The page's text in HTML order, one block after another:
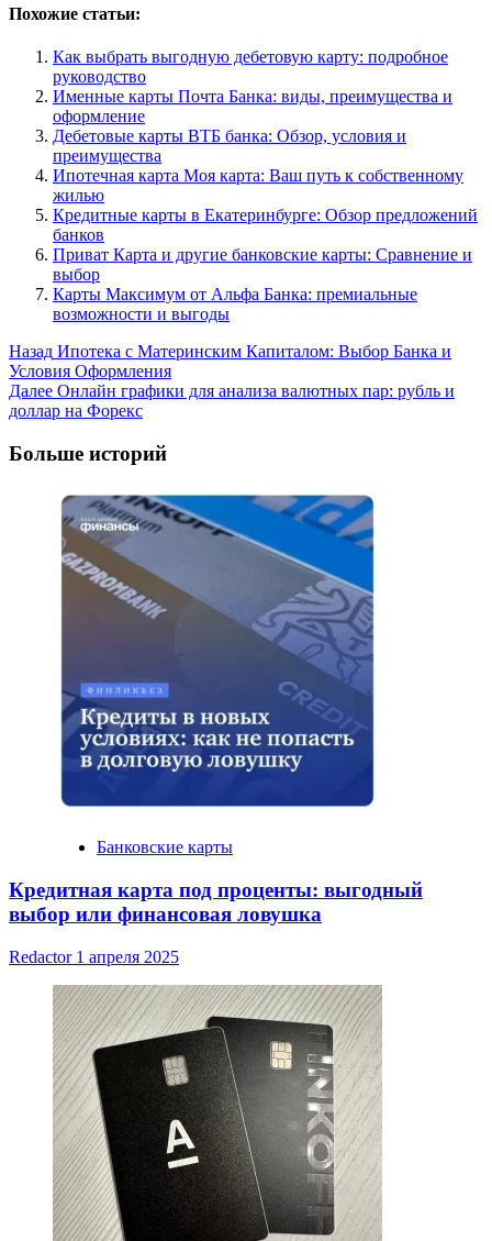
Похожие статьи:
Как выбрать выгодную дебетовую карту: подробное
руководство
Именные карты Почта Банка: виды, преимущества и
оформление
Дебетовые карты ВТБ банка: Обзор, условия и
преимущества
Ипотечная карта Моя карта: Ваш путь к собственному
жилью
Кредитные карты в Екатеринбурге: Обзор предложений
банков
Приват Карта и другие банковские карты: Сравнение и
выбор
Карты Максимум от Альфа Банка: премиальные
возможности и выгоды
Post
Navigation
Назад Ипотека с Материнским Капиталом: Выбор Банка и
Условия Оформления
Далее Онлайн графики для анализа валютных пар: рубль и
доллар на Форекс
Больше историй
Банковские карты
Кредитная карта под проценты: выгодный
выбор или финансовая ловушка
Redactor 1 апреля 2025